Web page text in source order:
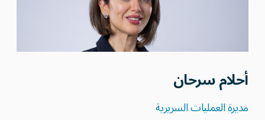
أحلام سرحان
مديرة العمليات السريرية